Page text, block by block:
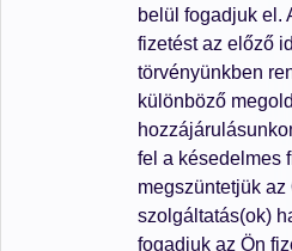
belül fogadjuk el.
fizetést az előző
törvényünkben
különböző
fel a késedelmes
megszüntetjük az
szolgáltatás(ok)
fogadjuk az Ön